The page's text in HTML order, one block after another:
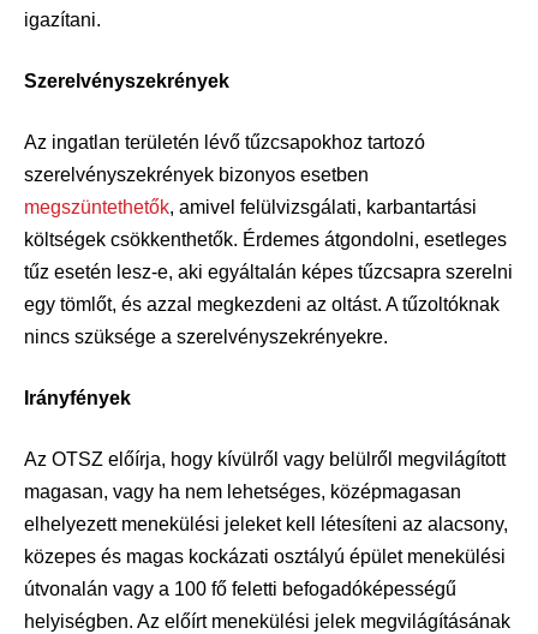
igazítani.
Szerelvényszekrények
Az ingatlan területén lévő tűzcsapokhoz tartozó
szerelvényszekrények bizonyos esetben
megszüntethetők, amivel felülvizsgálati, karbantartási
költségek csökkenthetők. Érdemes átgondolni, esetleges
tűz esetén lesz-e, aki egyáltalán képes tűzcsapra szerelni
egy tömlőt, és azzal megkezdeni az oltást. A tűzoltóknak
nincs szüksége a szerelvényszekrényekre.
Irányfények
Az OTSZ előírja, hogy kívülről vagy belülről megvilágított
magasan, vagy ha nem lehetséges, középmagasan
elhelyezett menekülési jeleket kell létesíteni az alacsony,
közepes és magas kockázati osztályú épület menekülési
útvonalán vagy a 100 fő feletti befogadóképességű
helyiségben. Az előírt menekülési jelek megvilágításának